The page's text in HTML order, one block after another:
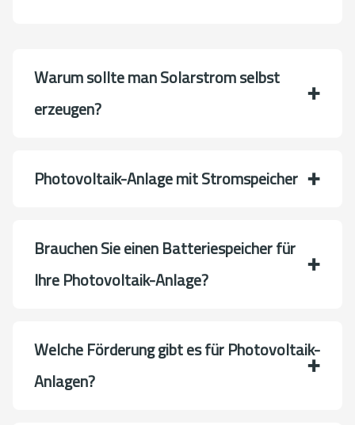
Warum sollte man Solarstrom selbst
erzeugen?
Photovoltaik-Anlage mit Stromspeicher
Brauchen Sie einen Batteriespeicher für
Ihre Photovoltaik-Anlage?
Welche Förderung gibt es für Photovoltaik-
Anlagen?